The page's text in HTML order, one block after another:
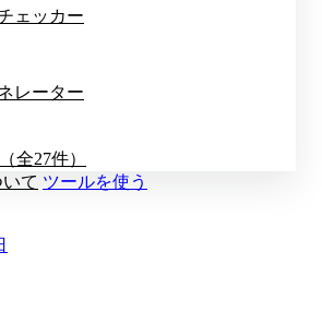
ェッカー
レーター
全27件）
て ツールを使う